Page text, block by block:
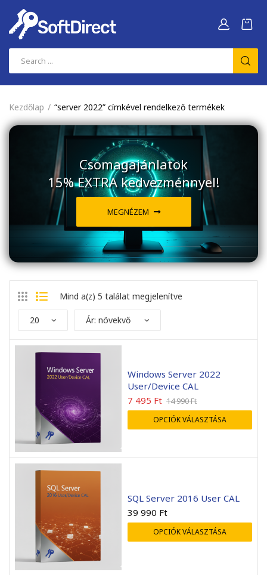
Kezdőlap “server 2022” címkével rendelkező termékek
Csomagajánlatok
15% EXTRA kedvezménnyel!
MEGNÉZEM
Mind a(z) 5 találat megjelenítve
Windows Server 2022
User/Device CAL
14 990Ft
7 495 Ft
OPCIÓK VÁLASZTÁSA
SQL Server 2016 User CAL
39 990 Ft
OPCIÓK VÁLASZTÁSA
ment minden, a
sikeres volt.
Mint mindig gyors
Zsolt Szálkai